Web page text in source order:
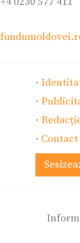
·
·
·
· Contact